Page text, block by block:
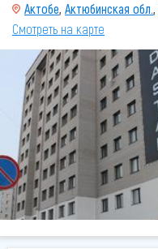
Актобе, Актюбинская обл.,
Смотреть на карте